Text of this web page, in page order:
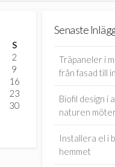
S
2
9
16
23
30
Senaste
Träpaneler i
från fasad till
Biofil design i
naturen
Installera el i
hemmet